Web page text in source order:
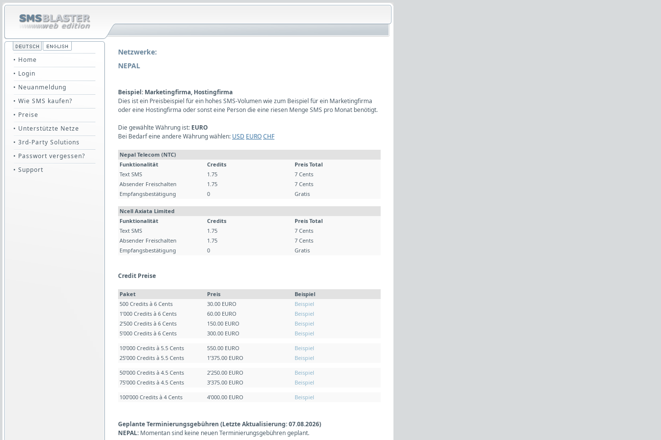
• Home
• Login
• Neuanmeldung
• Wie SMS kaufen?
• Preise
• Unterstützte Netze
• 3rd-Party Solutions
• Passwort vergessen?
• Support
Netzwerke:
NEPAL
Beispiel: Marketingfirma, Hostingfirma
Dies ist ein Preisbeispiel für ein hohes SMS-Volumen wie zum Beispiel für ein Marketingfirma
oder eine Hostingfirma oder sonst eine Person die eine riesen Menge SMS pro Monat benötigt.
Die gewählte Währung ist: EURO
Bei Bedarf eine andere Währung wählen: USD EUROCHF
Nepal Telecom (NTC)
Funktionalität
Credits
Preis Total
Text SMS
1.75
7 Cents
Absender Freischalten
1.75
7 Cents
Empfangsbestätigung
0 Gratis
Ncell Axiata Limited
Funktionalität
Credits
Preis Total
Text SMS
1.75
7 Cents
Absender Freischalten
1.75
7 Cents
Empfangsbestätigung
0 Gratis
Credit Preise
Paket Preis
Beispiel
500 Credits à 6 Cents
30.00 EURO
Beispiel
1’000 Credits à 6 Cents
60.00 EURO
Beispiel
2’500 Credits à 6 Cents
150.00 EURO
Beispiel
5’000 Credits à 6 Cents
300.00 EURO
Beispiel
10’000 Credits à 5.5 Cents
550.00 EURO
Beispiel
25’000 Credits à 5.5 Cents
1’375.00 EURO
Beispiel
50’000 Credits à 4.5 Cents
2’250.00 EURO
Beispiel
75’000 Credits à 4.5 Cents
3’375.00 EURO
Beispiel
100’000 Credits à 4 Cents
4’000.00 EURO Beispiel
Geplante Terminierungsgebühren (Letzte Aktualisierung: 07.08.2026)
NEPAL: Momentan sind keine neuen Terminierungsgebühren geplant.